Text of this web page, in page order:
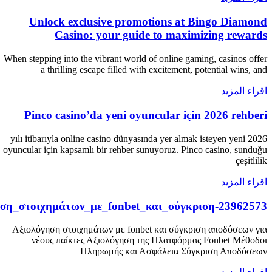
Unlock exclusive promotions at Bingo Diamond
Casino: your guide to maximizing rewards
When stepping into the vibrant world of online gaming, casinos offer
a thrilling escape filled with excitement, potential wins, and
اقراء المزيد
Pinco casino’da yeni oyuncular için 2026 rehberi
2026 yılı itibarıyla online casino dünyasında yer almak isteyen yeni
oyuncular için kapsamlı bir rehber sunuyoruz. Pinco casino, sunduğu
çeşitlilik
اقراء المزيد
23962573
Αξιολόγηση στοιχημάτων με fonbet και σύγκριση αποδόσεων για
νέους παίκτες Αξιολόγηση της Πλατφόρμας Fonbet Μέθοδοι
Πληρωμής και Ασφάλεια Σύγκριση Αποδόσεων